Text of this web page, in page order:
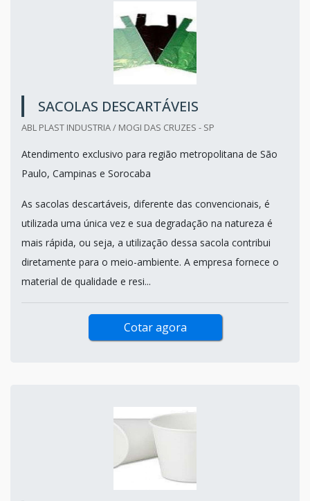
SACOLAS DESCARTÁVEIS
ABL PLAST INDUSTRIA / MOGI DAS CRUZES - SP
Atendimento exclusivo para região metropolitana de São
Paulo, Campinas e Sorocaba
As sacolas descartáveis, diferente das convencionais, é
utilizada uma única vez e sua degradação na natureza é
mais rápida, ou seja, a utilização dessa sacola contribui
diretamente para o meio-ambiente. A empresa fornece o
material de qualidade e resi...
Cotar agora